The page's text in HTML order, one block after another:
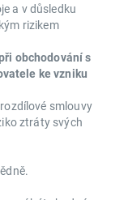
a v důsledku
rizikem
obchodování s
ke vzniku
smlouvy
ztráty svých